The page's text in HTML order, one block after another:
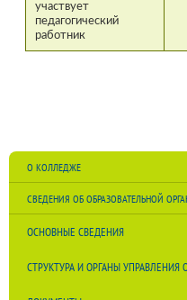
участвует
педагогический
работник
О КОЛЛЕДЖЕ
СВЕДЕНИЯ ОБ ОБРАЗОВАТЕЛЬНОЙ
ОСНОВНЫЕ СВЕДЕНИЯ
СТРУКТУРА И ОРГАНЫ